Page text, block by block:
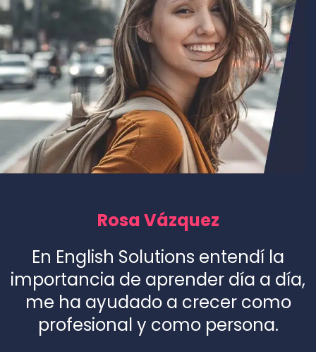
Rosa Vázquez
En English Solutions entendí la
importancia de aprender día a día,
me ha ayudado a crecer como
profesional y como persona.